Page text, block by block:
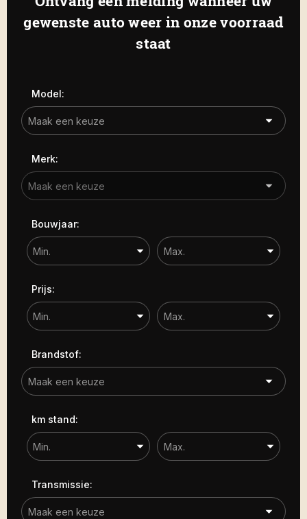
Haamstede
De Roterij 22 4328 BA Burgh-
Haamstede
Carrosserie
-
-
Bouwjaar
Sorteren op
gewenste auto weer in onze voorraad
staat
Model:
Merk:
Bouwjaar:
Prijs:
Brandstof:
km stand:
Transmissie: